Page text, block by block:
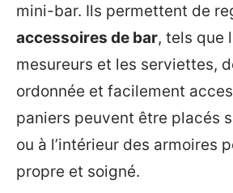
mini-bar. Ils permettent de
accessoires de bar, tels que
mesureurs et les serviettes,
ordonnée et facilement
paniers peuvent être placés
ou à l’intérieur des armoires
propre et soigné.